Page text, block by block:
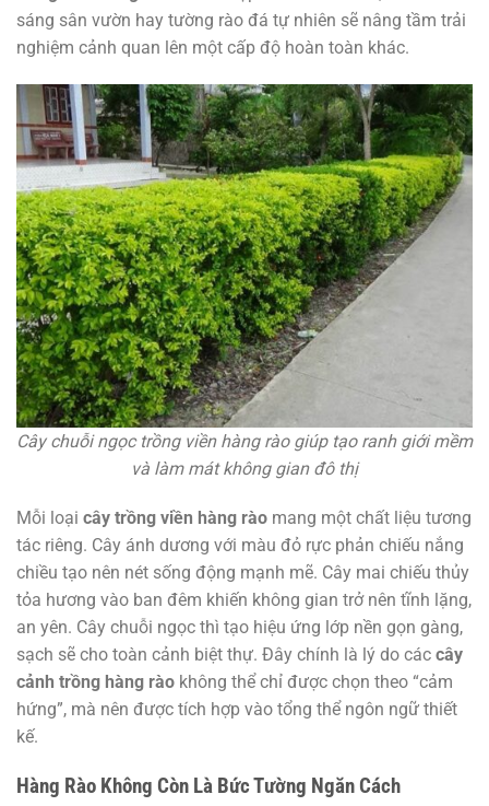
sáng sân vườn hay tường rào đá tự nhiên sẽ nâng tầm trải
nghiệm cảnh quan lên một cấp độ hoàn toàn khác.
Cây chuỗi ngọc trồng viền hàng rào giúp tạo ranh giới mềm
và làm mát không gian đô thị
Mỗi loại cây trồng viền hàng rào mang một chất liệu tương
tác riêng. Cây ánh dương với màu đỏ rực phản chiếu nắng
chiều tạo nên nét sống động mạnh mẽ. Cây mai chiếu thủy
tỏa hương vào ban đêm khiến không gian trở nên tĩnh lặng,
an yên. Cây chuỗi ngọc thì tạo hiệu ứng lớp nền gọn gàng,
sạch sẽ cho toàn cảnh biệt thự. Đây chính là lý do các cây
cảnh trồng hàng rào không thể chỉ được chọn theo “cảm
hứng”, mà nên được tích hợp vào tổng thể ngôn ngữ thiết
kế.
Hàng Rào Không Còn Là Bức Tường Ngăn Cách